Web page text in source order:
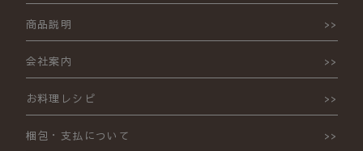
商品説明
会社案内
お料理レシピ
梱包・支払について